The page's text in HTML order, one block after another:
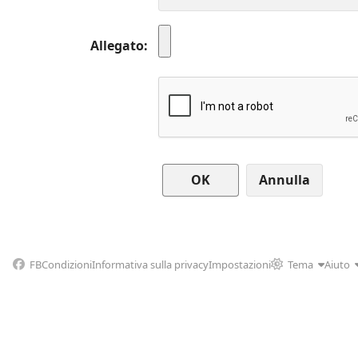
Allegato
Annulla
FBCondizioniInformativa sulla privacyImpostazioni Tema Aiuto